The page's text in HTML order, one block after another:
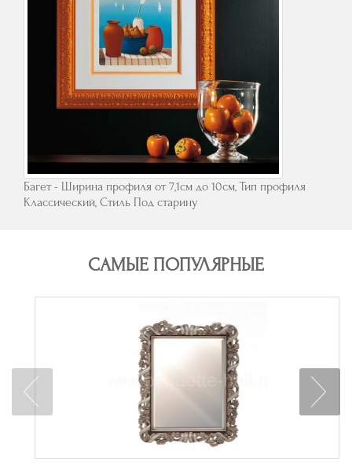
Багет - Ширина профиля от 7,1см до 10см, Тип профиля
Классический, Стиль Под старину
САМЫЕ ПОПУЛЯРНЫЕ